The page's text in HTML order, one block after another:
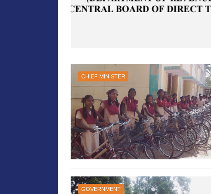
CHIEF MINISTER
GOVERNMENT